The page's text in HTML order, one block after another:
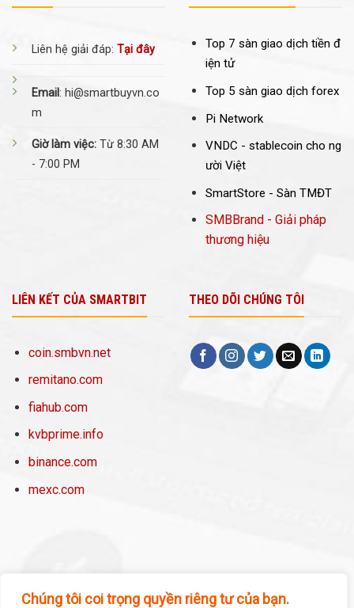
Chúng tôi coi trọng quyền riêng tư của bạn.
Liên hệ giải đáp: Tại đây
Email: hi@smartbuyvn.co
m
Giờ làm việc: Từ 8:30 AM
- 7:00 PM
Top 7 sàn giao dịch tiền đ
iện tử
Top 5 sàn giao dịch forex
Pi Network
VNDC - stablecoin cho ng
ười Việt
SmartStore - Sàn TMĐT
SMBBrand - Giải pháp
thương hiệu
LIÊN KẾT CỦA SMARTBIT
coin.smbvn.net
remitano.com
fiahub.com
kvbprime.info
binance.com
mexc.com
THEO DÕI CHÚNG TÔI